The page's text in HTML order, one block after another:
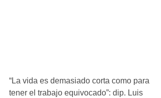
“La vida es demasiado corta como para
tener el trabajo equivocado”: dip. Luis